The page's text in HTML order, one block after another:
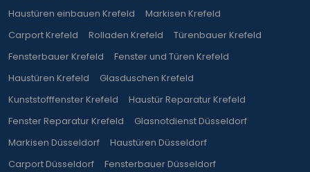
Haustüren einbauen Krefeld
Markisen Krefeld
Carport Krefeld
Rolladen Krefeld
Türenbauer Krefeld
Fensterbauer Krefeld
Fenster und Türen Krefeld
Haustüren Krefeld
Glasduschen Krefeld
Kunststofffenster Krefeld
Haustür Reparatur Krefeld
Fenster Reparatur Krefeld
Glasnotdienst Düsseldorf
Markisen Düsseldorf
Haustüren Düsseldorf
Carport Düsseldorf
Fensterbauer Düsseldorf